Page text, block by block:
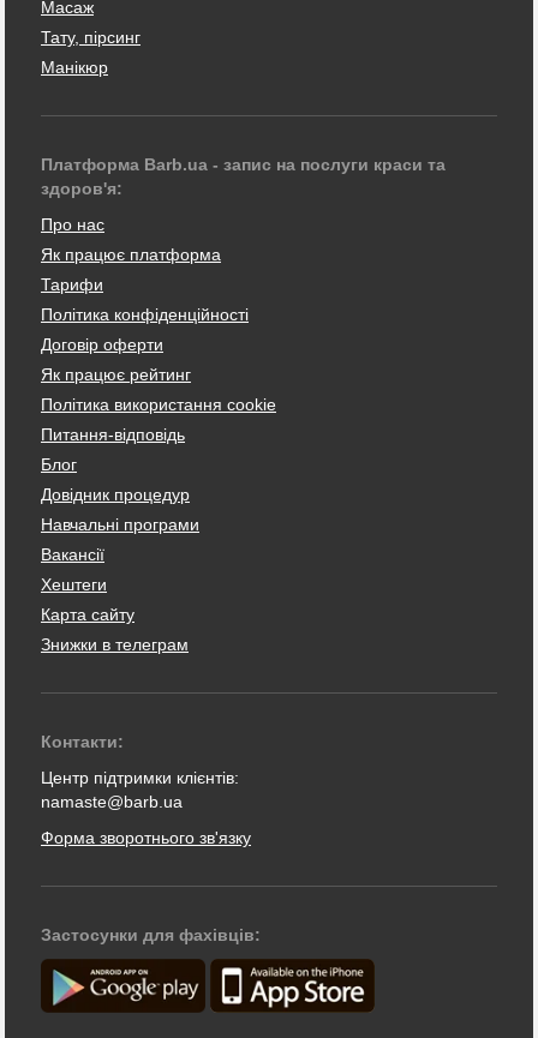
Масаж
Тату, пірсинг
Манікюр
Платформа Barb.ua - запис на послуги краси та
здоров'я:
Про нас
Як працює платформа
Тарифи
Політика конфіденційності
Договір оферти
Як працює рейтинг
Політика використання cookie
Питання-відповідь
Блог
Довідник процедур
Навчальні програми
Вакансії
Хештеги
Карта сайту
Знижки в телеграм
Контакти:
Центр підтримки клієнтів:
namaste@barb.ua
Форма зворотнього зв'язку
Застосунки для фахівців: